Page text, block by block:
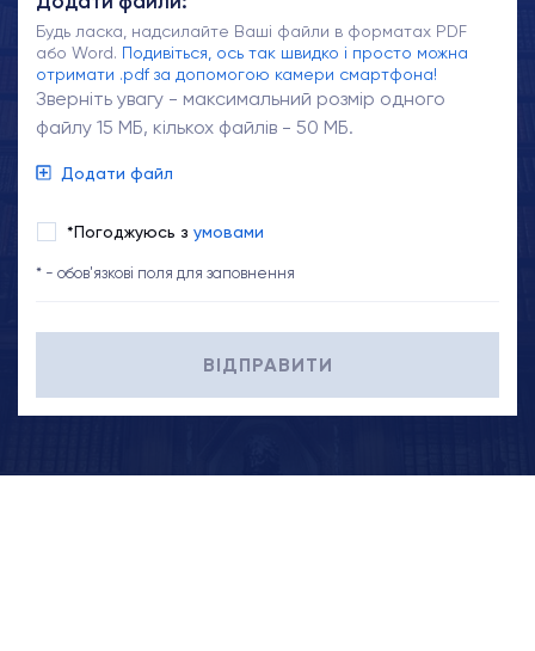
Будь ласка, надсилайте Ваші файли в форматах PDF
або Word. Подивіться, ось так швидко і просто можна
отримати .pdf за допомогою камери смартфона!
Зверніть увагу - максимальний розмір одного
файлу 15 МБ, кількох файлів - 50 МБ.
Додати файл
*Погоджуюсь з умовами
* - обов'язкові поля для заповнення
ВІДПРАВИТИ